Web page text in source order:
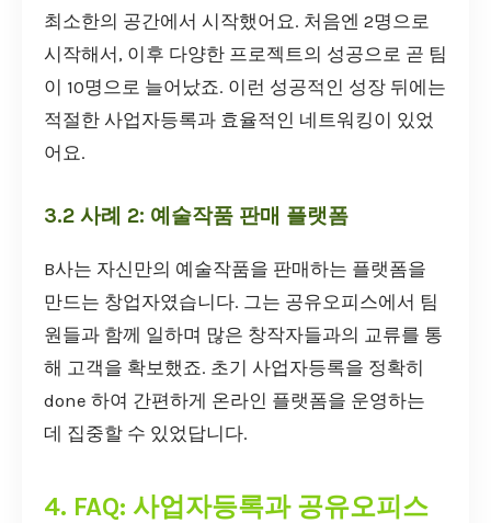
최소한의 공간에서 시작했어요. 처음엔 2명으로
시작해서, 이후 다양한 프로젝트의 성공으로 곧 팀
이 10명으로 늘어났죠. 이런 성공적인 성장 뒤에는
적절한 사업자등록과 효율적인 네트워킹이 있었
어요.
3.2 사례 2: 예술작품 판매 플랫폼
B사는 자신만의 예술작품을 판매하는 플랫폼을
만드는 창업자였습니다. 그는 공유오피스에서 팀
원들과 함께 일하며 많은 창작자들과의 교류를 통
해 고객을 확보했죠. 초기 사업자등록을 정확히
done 하여 간편하게 온라인 플랫폼을 운영하는
데 집중할 수 있었답니다.
4. FAQ: 사업자등록과 공유오피스